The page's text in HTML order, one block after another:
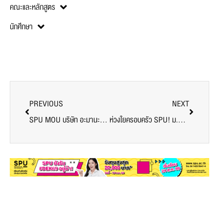
คณะและหลักสูตร
นักศึกษา
PREVIOUS
SPU MOU บริษัท อะมานะฮ์ ลิสซิ่ง จำกัด (มหาชน) พัฒนาวิชาการ งานวิจัย ทรัพยากรบุคคลและองค์กร มุ่งผลิตบัณฑิตคุณภาพตอบโจทย์ภาคธุรกิจ
NEXT
ห่วงใยครอบครัว SPU! ม.ศรีปทุม จัดฉีดวัคซีนป้องกันไข้หวัดใหญ่ สำหรับบุคลากร ประจำปี 2564